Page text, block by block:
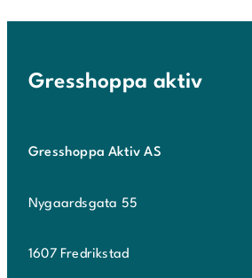
Gresshoppa aktiv
Gresshoppa Aktiv AS
Nygaardsgata 55
1607 Fredrikstad